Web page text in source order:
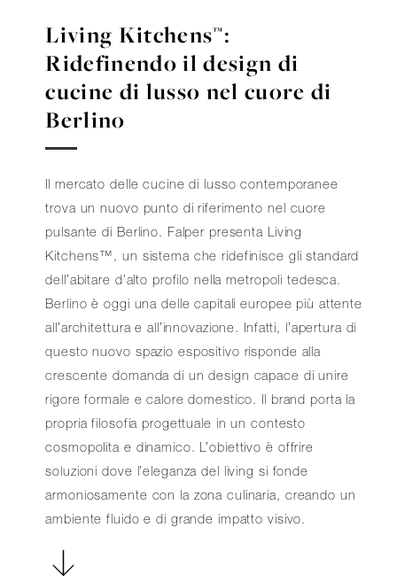
Living Kitchens™:
Ridefinendo il design di
cucine di lusso nel cuore di
Berlino
Il mercato delle cucine di lusso contemporanee
trova un nuovo punto di riferimento nel cuore
pulsante di Berlino. Falper presenta Living
Kitchens™, un sistema che ridefinisce gli standard
dell’abitare d’alto profilo nella metropoli tedesca.
Berlino è oggi una delle capitali europee più attente
all’architettura e all’innovazione. Infatti, l’apertura di
questo nuovo spazio espositivo risponde alla
crescente domanda di un design capace di unire
rigore formale e calore domestico. Il brand porta la
propria filosofia progettuale in un contesto
cosmopolita e dinamico. L’obiettivo è offrire
soluzioni dove l’eleganza del living si fonde
armoniosamente con la zona culinaria, creando un
ambiente fluido e di grande impatto visivo.